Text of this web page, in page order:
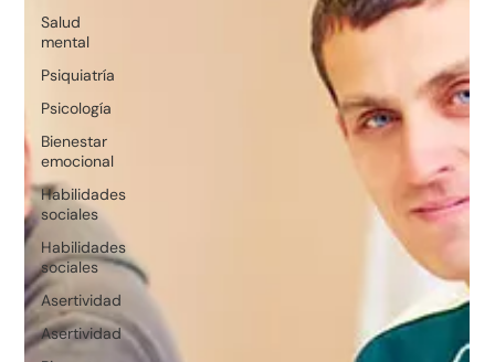
Salud
mental
Psiquiatría
Psicología
Bienestar
emocional
Habilidades
sociales
Habilidades
sociales
Asertividad
Asertividad